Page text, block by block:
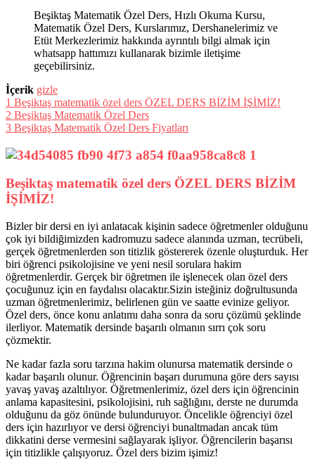
Beşiktaş Matematik Özel Ders, Hızlı Okuma Kursu,
Matematik Özel Ders, Kurslarımız, Dershanelerimiz ve
Etüt Merkezlerimiz hakkında ayrıntılı bilgi almak için
whatsapp hattımızı kullanarak bizimle iletişime
geçebilirsiniz.
İçerik gizle
1 Beşiktaş matematik özel ders ÖZEL DERS BİZİM İŞİMİZ!
2 Beşiktaş Matematik Özel Ders
3 Beşiktaş Matematik Özel Ders Fiyatları
Beşiktaş matematik özel ders ÖZEL DERS BİZİM
İŞİMİZ!
Bizler bir dersi en iyi anlatacak kişinin sadece öğretmenler olduğunu
çok iyi bildiğimizden kadromuzu sadece alanında uzman, tecrübeli,
gerçek öğretmenlerden son titizlik göstererek özenle oluşturduk. Her
biri öğrenci psikolojisine ve yeni nesil sorulara hakim
öğretmenlerdir. Gerçek bir öğretmen ile işlenecek olan özel ders
çocuğunuz için en faydalısı olacaktır.Sizin isteğiniz doğrultusunda
uzman öğretmenlerimiz, belirlenen gün ve saatte evinize geliyor.
Özel ders, önce konu anlatımı daha sonra da soru çözümü şeklinde
ilerliyor. Matematik dersinde başarılı olmanın sırrı çok soru
çözmektir.
Ne kadar fazla soru tarzına hakim olunursa matematik dersinde o
kadar başarılı olunur. Öğrencinin başarı durumuna göre ders sayısı
yavaş yavaş azaltılıyor. Öğretmenlerimiz, özel ders için öğrencinin
anlama kapasitesini, psikolojisini, ruh sağlığını, derste ne durumda
olduğunu da göz önünde bulunduruyor. Öncelikle öğrenciyi özel
ders için hazırlıyor ve dersi öğrenciyi bunaltmadan ancak tüm
dikkatini derse vermesini sağlayarak işliyor. Öğrencilerin başarısı
için titizlikle çalışıyoruz. Özel ders bizim işimiz!